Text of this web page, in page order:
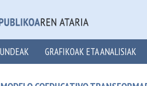
GRAFIKOAK ETA ANALISIAK